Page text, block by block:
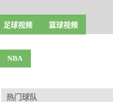
足球视频 篮球视频
NBA
热门球队